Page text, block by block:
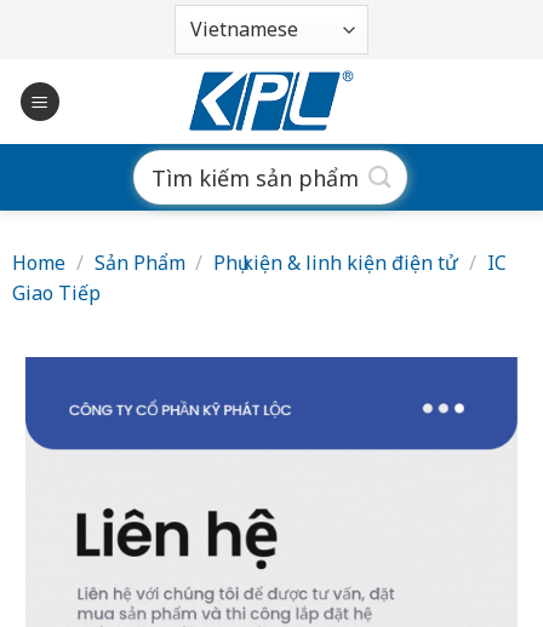
dung
Search
for:
Home / Sản Phẩm / Phụ kiện & linh kiện điện tử / IC
Giao Tiếp